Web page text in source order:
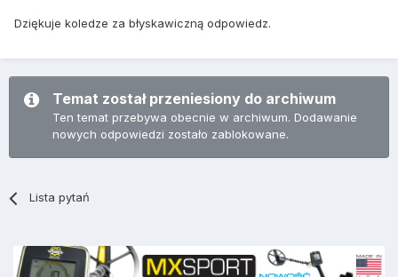
Dziękuje koledze za błyskawiczną odpowiedz.
Temat został przeniesiony do archiwum
Ten temat przebywa obecnie w archiwum. Dodawanie
nowych odpowiedzi zostało zablokowane.
Lista pytań